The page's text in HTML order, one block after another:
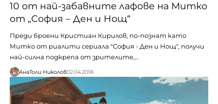
10 от най-забавните лафове на Митко
от „София – Ден и Нощ“
Преди броени Кристиан Кирилов, по-познат като
Митко от риалити сериала "София - Ден и Нощ", получи
най-силна подкрепа от зрителите,…
АнаТоли Николов02.04.2018